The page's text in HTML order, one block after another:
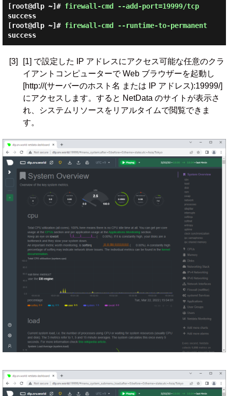
[root@dlp ~]# firewall-cmd --add-port=19999/tcp
success
[root@dlp ~]# firewall-cmd --runtime-to-permanent
success
[3]
[1] で設定した IP アドレスにアクセス可能な任意のクラ
イアントコンピューターで Web ブラウザーを起動し
[http://(サーバーのホスト名 または IP アドレス):19999/]
にアクセスします。すると NetData のサイトが表示さ
れ、システムリソースをリアルタイムで閲覧できま
す。